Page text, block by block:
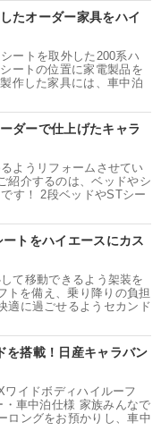
たオーダー家具をハイ
ートを取外した200系ハ
ートの位置に家電製品を
作した家具には、車中泊
ダーで仕上げたキャラ
ようリフォームさせてい
紹介するのは、ベッドやシ
す！ 2段ベッドやSTシー
トをハイエースにカス
て移動できるよう架装を
トを備え、乗り降りの負担
適に過ごせるようセカンド
を搭載！日産キャラバン
ワイドボディハイルーフ
車中泊仕様 家族みんなで
ロングをお預かりし、車中